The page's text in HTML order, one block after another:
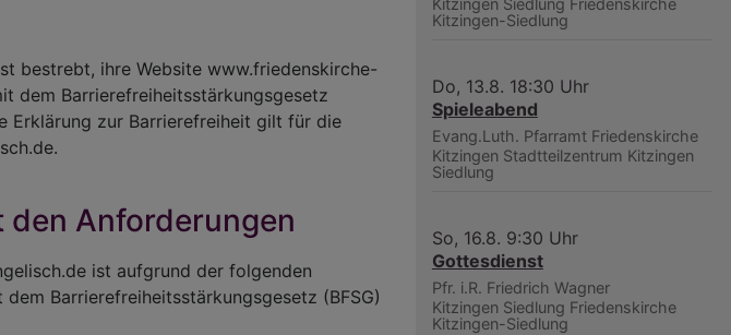
bestrebt, ihre Website www.friedenskirche-
dem Barrierefreiheitsstärkungsgesetz
Erklärung zur Barrierefreiheit gilt für die
den Anforderungen
ist aufgrund der folgenden
Barrierefreiheitsstärkungsgesetz (BFSG)
Kitzingen Siedlung Friedenskirche
Kitzingen-Siedlung
Do, 13.8. 18:30 Uhr
Spieleabend
Evang.Luth. Pfarramt Friedenskirche
Kitzingen Stadtteilzentrum Kitzingen
Siedlung
So, 16.8. 9:30 Uhr
Gottesdienst
Pfr. i.R. Friedrich Wagner
Kitzingen Siedlung Friedenskirche
Kitzingen-Siedlung